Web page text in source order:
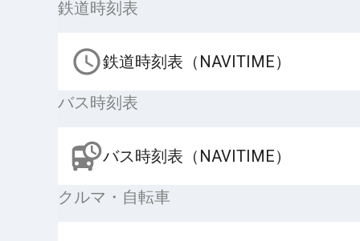
鉄道時刻表
鉄道時刻表（NAVITIME）
バス時刻表
バス時刻表（NAVITIME）
クルマ・自転車